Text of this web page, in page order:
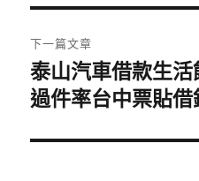
覽
文
章:
下一篇文章
下
一
文
泰山汽車借款生
過件率台中票貼借